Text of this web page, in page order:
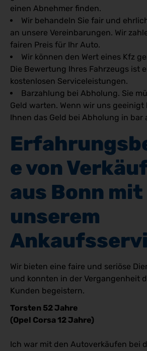
einen Abnehmer finden.
Wir behandeln Sie fair und
an unsere Vereinbarungen. Wir
fairen Preis für Ihr Auto.
Wir können den Wert eines Kfz
Die Bewertung Ihres Fahrzeugs ist
kostenlosen Serviceleistungen.
Barzahlung bei Abholung. Sie
Geld warten. Wenn wir uns
Ihnen das Geld bei Abholung in bar
e von
aus Bonn mit
unserem
Wir bieten eine faire und seriöse
und konnten in der Vergangenheit
Kunden begeistern.
Torsten 52 Jahre
(Opel Corsa 12 Jahre)
Ich war mit den Autoverkäufen bei